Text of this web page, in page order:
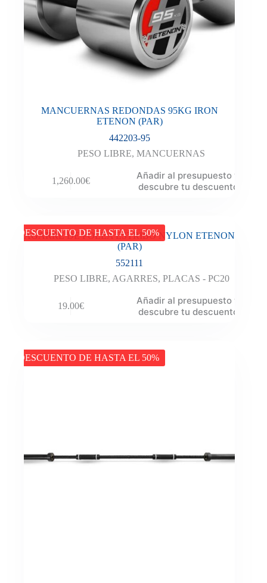
MANCUERNAS REDONDAS 95KG IRON
ETENON (PAR)
442203-95
PESO LIBRE,MANCUERNAS
1,260.00€
Añadir al presupuesto y
descubre tu descuento
DESCUENTO DE HASTA EL 50%
AGARRE DE POLEA ESTRIBO NYLON ETENON
(PAR)
552111
PESO LIBRE, AGARRES, PLACAS - PC20
19.00€
Añadir al presupuesto y
descubre tu descuento
DESCUENTO DE HASTA EL 50%